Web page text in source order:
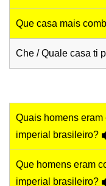
Que casa mais
Che / Quale casa ti
Quais homens
imperial brasileiro?
Que homens eram
imperial brasileiro?